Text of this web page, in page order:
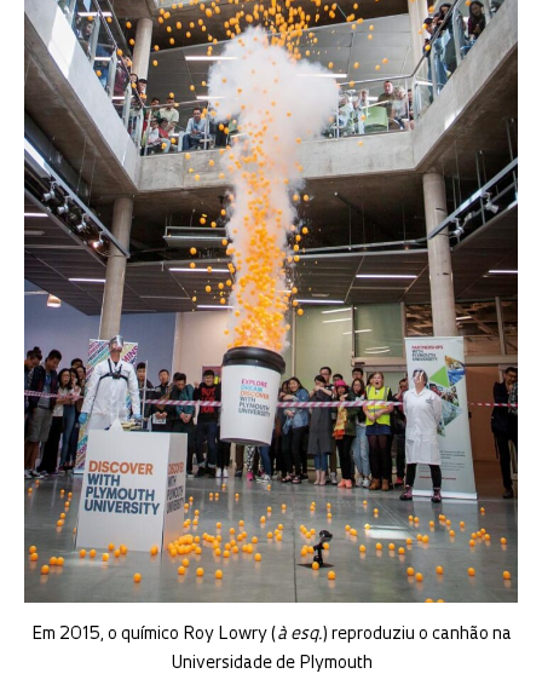
Em 2015, o químico Roy Lowry ( à esq.) reproduziu o canhão na
Universidade de Plymouth